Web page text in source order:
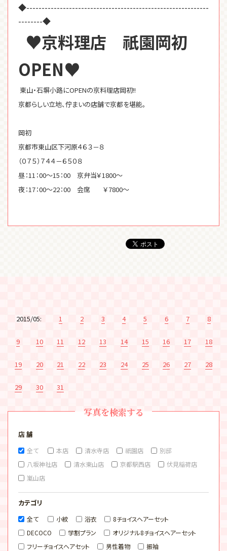
◆------------------------------------------------------------
--------◆
♥京料理店 祇園岡初
OPEN♥
東山・石塀小路にOPENの京料理店岡初!!
京都らしい立地、佇まいの店舗で京都を堪能。
岡初
京都市東山区下河原４６３－８
（０７５）７４４－６５０８
昼：11：00～15：00 京弁当￥1800～
夜：17：00～22：00 会席 ￥7800～
2015/05: 1 2 3 4 5 6 7 8
9 10 11 12 13 14 15 16 17 18
19 20 21 22 23 24 25 26 27 28
29 30 31
写真を検索する
店 舗
全て 本店 清水寺店 祇園店
別邸
八坂神社店
清水東山店 京都駅西店
伏見稲荷店
嵐山店
カテゴリ
全て 小紋 浴衣
8チョイスヘアーセット
DECOCO
学割プラン
オリジナル8チョイスヘアーセット
フリーチョイスヘアセット
男性着物
振袖